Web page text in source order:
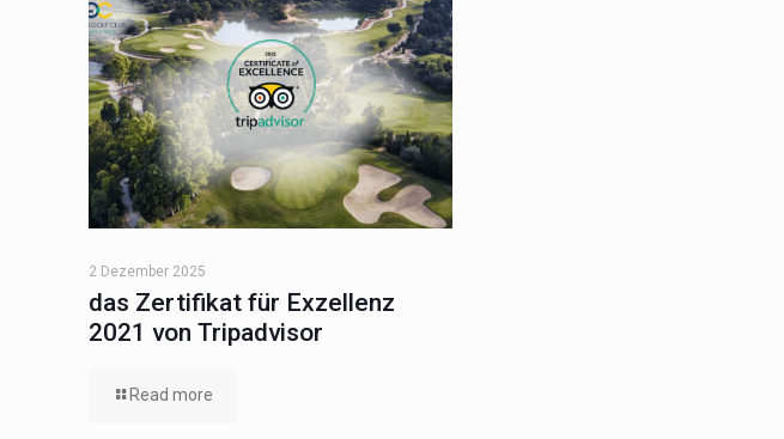
2 Dezember 2025
das Zertifikat für Exzellenz
2021 von Tripadvisor
Read more